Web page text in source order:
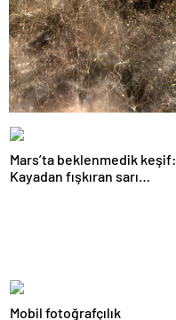
Mars’ta beklenmedik keşif:
Kayadan fışkıran sarı
Mobil fotoğrafçılık